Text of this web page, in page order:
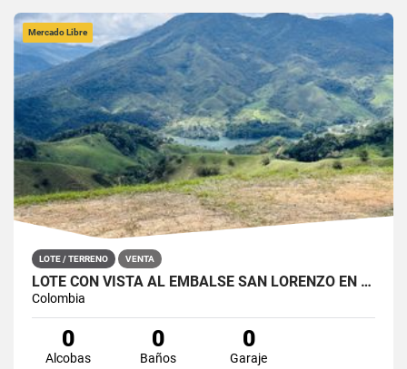
Mercado Libre
LOTE / TERRENO VENTA
LOTE CON VISTA AL EMBALSE SAN LORENZO EN SAN ROQUE
Colombia
0
Alcobas
0
Baños
0
Garaje